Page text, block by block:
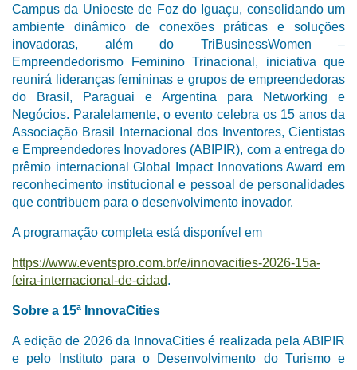
Campus da Unioeste de Foz do Iguaçu, consolidando um
ambiente dinâmico de conexões práticas e soluções
inovadoras, além do TriBusinessWomen –
Empreendedorismo Feminino Trinacional, iniciativa que
reunirá lideranças femininas e grupos de empreendedoras
do Brasil, Paraguai e Argentina para Networking e
Negócios. Paralelamente, o evento celebra os 15 anos da
Associação Brasil Internacional dos Inventores, Cientistas
e Empreendedores Inovadores (ABIPIR), com a entrega do
prêmio internacional Global Impact Innovations Award em
reconhecimento institucional e pessoal de personalidades
que contribuem para o desenvolvimento inovador.
A programação completa está disponível em
https://www.eventspro.com.br/e/innovacities-2026-15a-
feira-internacional-de-cidad.
Sobre a 15ª InnovaCities
A edição de 2026 da InnovaCities é realizada pela ABIPIR
e pelo Instituto para o Desenvolvimento do Turismo e